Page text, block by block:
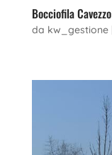
Bocciofila Cavezzo
da kw_gestione|